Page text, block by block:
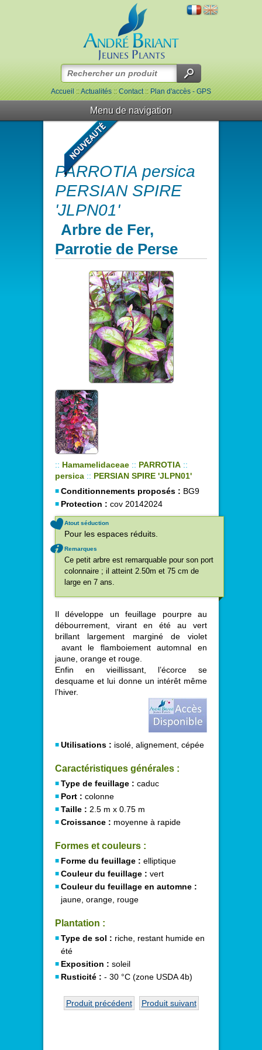
Accueil::Actualités::Contact::Plan d'accès - GPS
Menu de navigation
PARROTIA persica
PERSIAN SPIRE
'JLPN01'
Arbre de Fer,
Parrotie de Perse
:: Hamamelidaceae :: PARROTIA ::
persica :: PERSIAN SPIRE 'JLPN01'
Conditionnements proposés : BG9
Protection : cov 20142024
Atout séduction
Pour les espaces réduits.
Remarques
Ce petit arbre est remarquable pour son port
colonnaire ; il atteint 2.50m et 75 cm de
large en 7 ans.
Il développe un feuillage pourpre au
débourrement, virant en été au vert
brillant largement marginé de violet
avant le flamboiement automnal en
jaune, orange et rouge.
Enfin en vieillissant, l’écorce se
desquame et lui donne un intérêt même
l’hiver.
Utilisations : isolé, alignement, cépée
Caractéristiques générales :
Type de feuillage : caduc
Port : colonne
Taille : 2.5 m x 0.75 m
Croissance : moyenne à rapide
Formes et couleurs :
Forme du feuillage : elliptique
Couleur du feuillage : vert
Couleur du feuillage en automne :
jaune, orange, rouge
Plantation :
Type de sol : riche, restant humide en
été
Exposition : soleil
Rusticité : - 30 °C (zone USDA 4b)
Produit précédent Produit suivant